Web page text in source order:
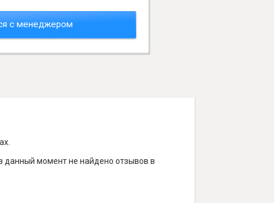
с менеджером
данный момент не найдено отзывов в